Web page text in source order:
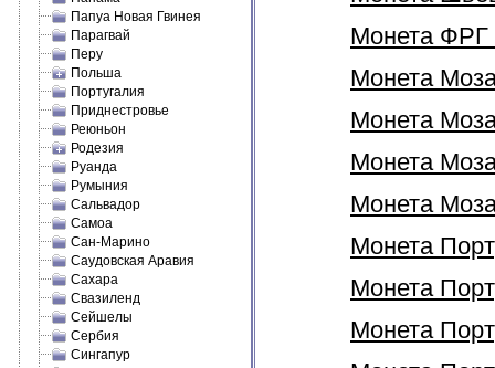
Папуа Новая Гвинея
Парагвай
Перу
Польша
Португалия
Приднестровье
Реюньон
Родезия
Руанда
Румыния
Сальвадор
Самоа
Сан-Марино
Саудовская Аравия
Сахара
Свазиленд
Сейшелы
Сербия
Сингапур
Монета ФРГ
Монета
Монета
Монета
Монета
Монета
Монета
Монета